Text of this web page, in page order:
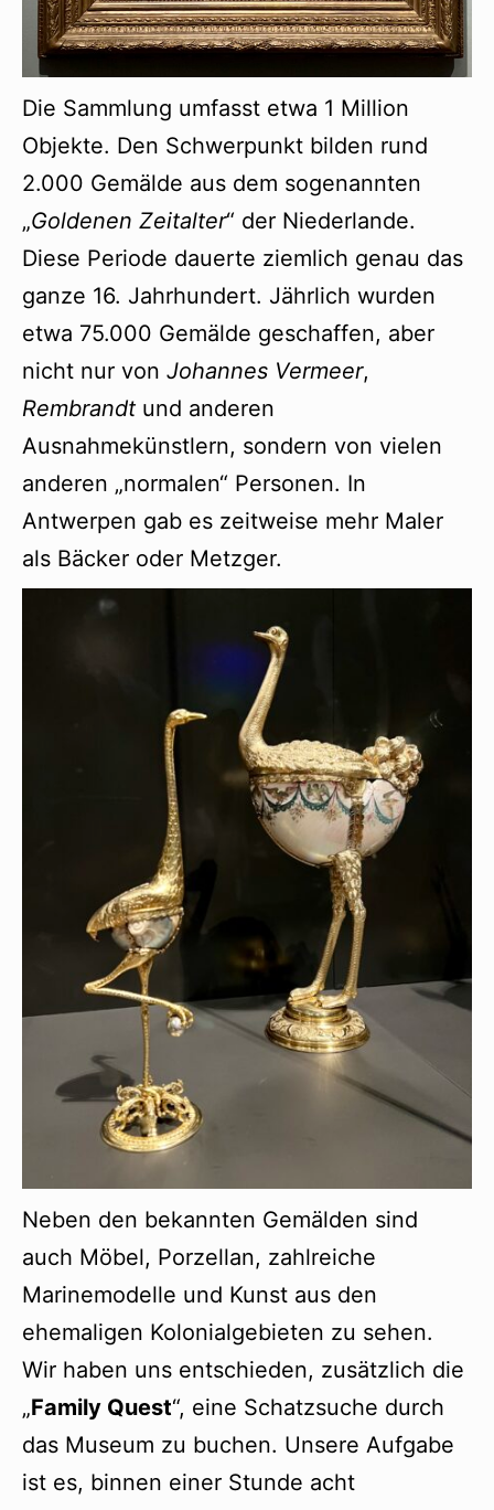
Die Sammlung umfasst etwa 1 Million
Objekte. Den Schwerpunkt bilden rund
2.000 Gemälde aus dem sogenannten
„Goldenen Zeitalter“ der Niederlande.
Diese Periode dauerte ziemlich genau das
ganze 16. Jahrhundert. Jährlich wurden
etwa 75.000 Gemälde geschaffen, aber
nicht nur von Johannes Vermeer,
Rembrandt und anderen
Ausnahmekünstlern, sondern von vielen
anderen „normalen“ Personen. In
Antwerpen gab es zeitweise mehr Maler
als Bäcker oder Metzger.
Neben den bekannten Gemälden sind
auch Möbel, Porzellan, zahlreiche
Marinemodelle und Kunst aus den
ehemaligen Kolonialgebieten zu sehen.
Wir haben uns entschieden, zusätzlich die
„Family Quest“, eine Schatzsuche durch
das Museum zu buchen. Unsere Aufgabe
ist es, binnen einer Stunde acht